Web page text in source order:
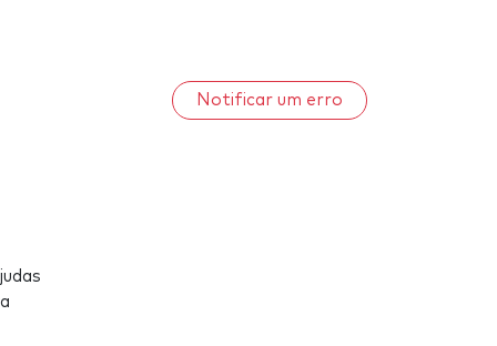
Notificar um erro